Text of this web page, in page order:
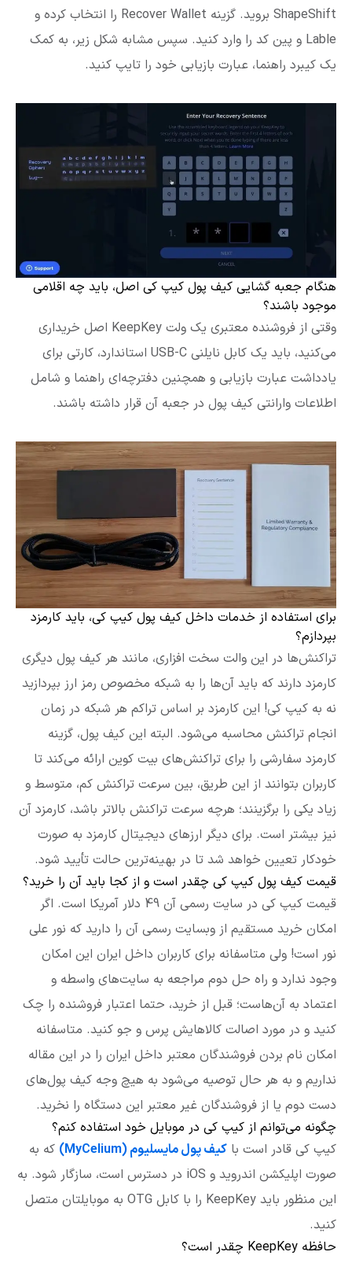
ShapeShift بروید. گزینه Recover Wallet را انتخاب کرده و
Lable و پین کد را وارد کنید. سپس مشابه شکل زیر، به کمک
یک کیبرد راهنما، عبارت بازیابی خود را تایپ کنید.
هنگام جعبه گشایی کیف پول کیپ کی اصل، باید چه اقلامی
موجود باشند؟
وقتی از فروشنده معتبری یک ولت KeepKey اصل خریداری
می‌کنید، باید یک کابل نایلنی USB-C استاندارد، کارتی برای
یادداشت عبارت بازیابی و همچنین دفترچه‌ای راهنما و شامل
اطلاعات وارانتی کیف پول در جعبه آن قرار داشته باشند.
برای استفاده از خدمات داخل کیف پول کیپ کی، باید کارمزد
بپردازم؟
تراکنش‌ها در این والت سخت افزاری، مانند هر کیف پول دیگری
کارمزد دارند که باید آن‌ها را به شبکه مخصوص رمز ارز بپردازید
نه به کیپ کی! این کارمزد بر اساس تراکم هر شبکه در زمان
انجام تراکنش محاسبه می‌شود. البته این کیف پول، گزینه
کارمزد سفارشی را برای تراکنش‌های بیت کوین ارائه می‌کند تا
کاربران بتوانند از این طریق، بین سرعت تراکنش کم، متوسط و
زیاد یکی را برگزینند؛ هرچه سرعت تراکنش بالاتر باشد،‌ کارمزد آن
نیز بیشتر است. برای دیگر ارزهای دیجیتال کارمزد به صورت
خودکار تعیین خواهد شد تا در بهینه‌ترین حالت تأیید شود.
قیمت کیف پول کیپ کی چقدر است و از کجا باید آن را خرید؟
قیمت کیپ کی در سایت رسمی آن 49 دلار آمریکا است. اگر
امکان خرید مستقیم از وبسایت رسمی آن را دارید که نور علی
نور است! ولی متاسفانه برای کاربران داخل ایران این امکان
وجود ندارد و راه حل دوم مراجعه به سایت‌های واسطه و
اعتماد به آن‌هاست؛ قبل از خرید، حتما اعتبار فروشنده را چک
کنید و در مورد اصالت کالاهایش پرس و جو کنید. متاسفانه
امکان نام بردن فروشندگان معتبر داخل ایران را در این مقاله
نداریم و به هر حال توصیه می‌شود به هیچ وجه کیف پول‌های
دست دوم یا از فروشندگان غیر معتبر این دستگاه را نخرید.
چگونه می‌توانم از کیپ کی در موبایل خود استفاده کنم؟
کیپ کی قادر است با کیف پول مایسلیوم (MyCelium)
که به
صورت اپلیکشن اندروید و iOS در دسترس است، سازگار شود. به
این منظور باید KeepKey را با کابل OTG به موبایلتان متصل
کنید.
حافظه KeepKey چقدر است؟